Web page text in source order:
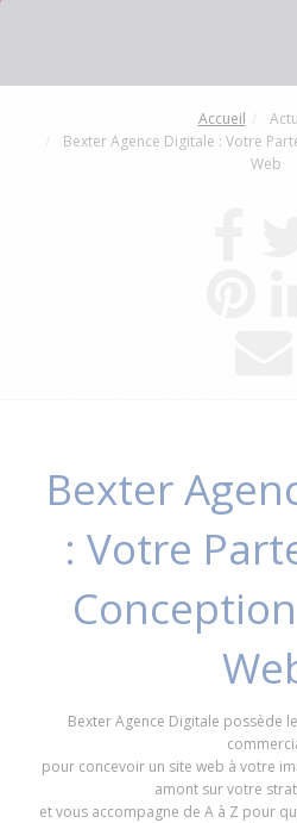
Accueil
Bexter Agence Digitale : Votre
Web
Bexter
: Votre
Bexter Agence Digitale possède
pour concevoir un site web à votre
amont sur votre
et vous accompagne de A à Z pour